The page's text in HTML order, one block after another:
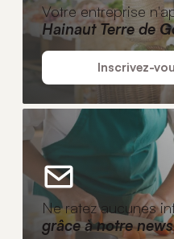
Votre entreprise
Hainaut Terre de
Inscrivez-
Ne ratez aucunes
grâce à notre